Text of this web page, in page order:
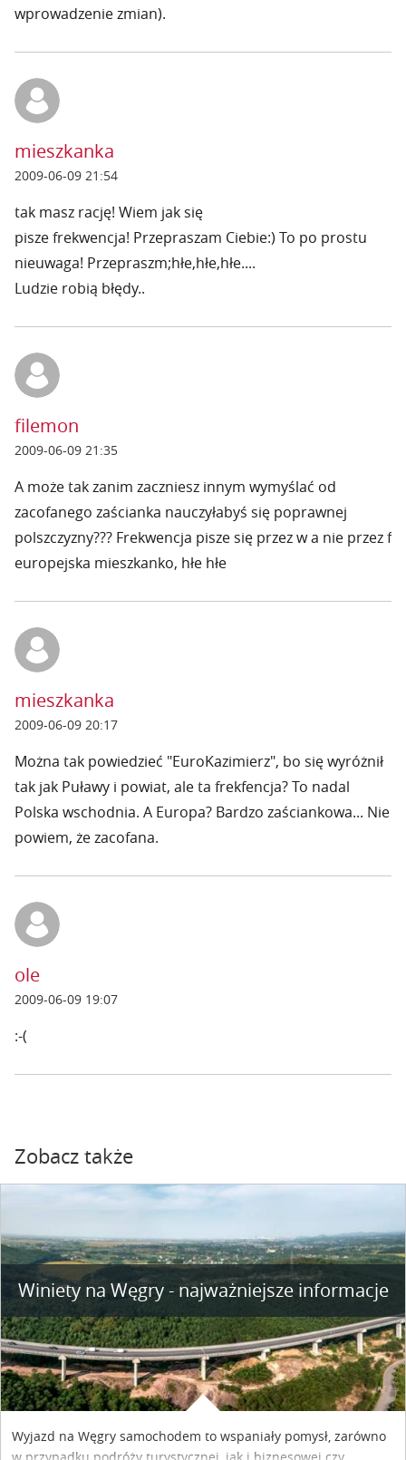
wprowadzenie zmian).
mieszkanka
2009-06-09 21:54
tak masz rację! Wiem jak się
pisze frekwencja! Przepraszam Ciebie:) To po prostu
nieuwaga! Przepraszm;hłe,hłe,hłe....
Ludzie robią błędy..
filemon
2009-06-09 21:35
A może tak zanim zaczniesz innym wymyślać od
zacofanego zaścianka nauczyłabyś się poprawnej
polszczyzny??? Frekwencja pisze się przez w a nie przez f
europejska mieszkanko, hłe hłe
mieszkanka
2009-06-09 20:17
Można tak powiedzieć "EuroKazimierz", bo się wyróżnił
tak jak Puławy i powiat, ale ta frekfencja? To nadal
Polska wschodnia. A Europa? Bardzo zaściankowa... Nie
powiem, że zacofana.
ole
2009-06-09 19:07
:-(
Zobacz także
Winiety na Węgry - najważniejsze informacje
Wyjazd na Węgry samochodem to wspaniały pomysł, zarówno